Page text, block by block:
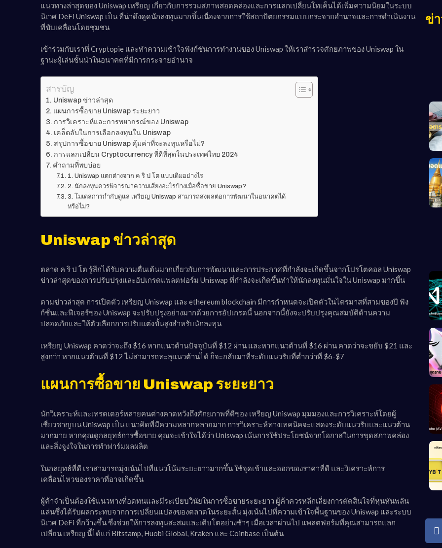
แนวทางล่าสุดของ Uniswap เหรียญ เกี่ยวกับการรวมสภาพสอดคล่องและการแลกเปลี่ยนโทเค็นได้เพิ่มความนิยมในระบบ
นิเวศ DeFi Uniswap เป็น ที่น่าดึงดูดนักลงทุนมากขึ้นเนื่องจากการใช้สถาปัตยกรรมแบบกระจายอำนาจและการดำเนินงาน
ที่ขับเคลื่อนโดยชุมชน
เข้าร่วมกับเราที่ Cryptopie และทำความเข้าใจฟังก์ชันการทำงานของ Uniswap ให้เราสำรวจศักยภาพของ Uniswap ใน
ฐานะผู้เล่นชั้นนำในอนาคตที่มีการกระจายอำนาจ
สารบัญ
Uniswap ข่าวล่าสุด
แผนการซื้อขาย Uniswap ระยะยาว
การวิเคราะห์และการพยากรณ์ของ Uniswap
เคล็ดลับในการเลือกลงทุนใน Uniswap
สรุปการซื้อขาย Uniswap คุ้มค่าที่จะลงทุนหรือไม่?
การแลกเปลี่ยน Cryptocurrency ที่ดีที่สุดในประเทศไทย 2024
คำถามที่พบบ่อย
1. Uniswap แตกต่างจาก ค ริ ป โต แบบเดิมอย่างไร
2. นักลงทุนควรพิจารณาความเสี่ยงอะไรบ้างเมื่อซื้อขาย Uniswap?
3. โมเดลการกำกับดูแล เหรียญ Uniswap สามารถส่งผลต่อการพัฒนาในอนาคตได้
หรือไม่?
Uniswap ข่าวล่าสุด
ตลาด ค ริ ป โต รู้สึกได้รับความตื่นเต้นมากเกี่ยวกับการพัฒนาและการประกาศที่กำลังจะเกิดขึ้นจากโปรโตคอล Uniswap
ข่าวล่าสุดของการปรับปรุงและอัปเกรดแพลตฟอร์ม Uniswap ที่กำลังจะเกิดขึ้นทำให้นักลงทุนมั่นใจใน Uniswap มากขึ้น
ตามข่าวล่าสุด การเปิดตัว เหรียญ Uniswap และ ethereum blockchain มีการกำหนดจะเปิดตัวในไตรมาสที่สามของปี ฟัง
ก์ชั่นและฟีเจอร์ของ Uniswap จะปรับปรุงอย่างมากด้วยการอัปเกรดนี้ นอกจากนี้ยังจะปรับปรุงคุณสมบัติด้านความ
ปลอดภัยและให้ตัวเลือกการปรับแต่งขั้นสูงสำหรับนักลงทุน
เหรียญ Uniswap คาดว่าจะถึง $16 หากแนวต้านปัจจุบันที่ $12 ผ่าน และหากแนวต้านที่ $16 ผ่าน คาดว่าจะขยับ $21 และ
สูงกว่า หากแนวต้านที่ $12 ไม่สามารถทะลุแนวต้านได้ ก็จะกลับมาที่ระดับแนวรับที่ต่ำกว่าที่ $6-$7
แผนการซื้อขาย Uniswap ระยะยาว
นักวิเคราะห์และเทรดเดอร์หลายคนต่างคาดหวังถึงศักยภาพที่ดีของ เหรียญ Uniswap มุมมองและการวิเคราะห์โดยผู้
เชี่ยวชาญบน Uniswap เป็น แนวคิดที่มีความหลากหลายมาก การวิเคราะห์ทางเทคนิคจะแสดงระดับแนวรับและแนวต้าน
มากมาย หากคุณดูกลยุทธ์การซื้อขาย คุณจะเข้าใจได้ว่า Uniswap เน้นการใช้ประโยชน์จากโอกาสในการขุดสภาพคล่อง
และสิ่งจูงใจในการทำฟาร์มผลผลิต
ในกลยุทธ์ที่ดี เราสามารถมุ่งเน้นไปที่แนวโน้มระยะยาวมากขึ้น ใช้จุดเข้าและออกของราคาที่ดี และวิเคราะห์การ
เคลื่อนไหวของราคาที่อาจเกิดขึ้น
ผู้ค้าจำเป็นต้องใช้แนวทางที่อดทนและมีระเบียบวินัยในการซื้อขายระยะยาว ผู้ค้าควรหลีกเลี่ยงการตัดสินใจที่หุนหันพลัน
แล่นซึ่งได้รับผลกระทบจากการเปลี่ยนแปลงของตลาดในระยะสั้น มุ่งเน้นไปที่ความเข้าใจพื้นฐานของ Uniswap และระบบ
นิเวศ DeFi ที่กว้างขึ้น ซึ่งช่วยให้การลงทุนสะสมและเติบโตอย่างช้าๆ เมื่อเวลาผ่านไป แพลตฟอร์มที่คุณสามารถแลก
เปลี่ยน เหรียญ นี้ได้แก่ Bitstamp, Huobi Global, Kraken และ Coinbase เป็นต้น
ข่